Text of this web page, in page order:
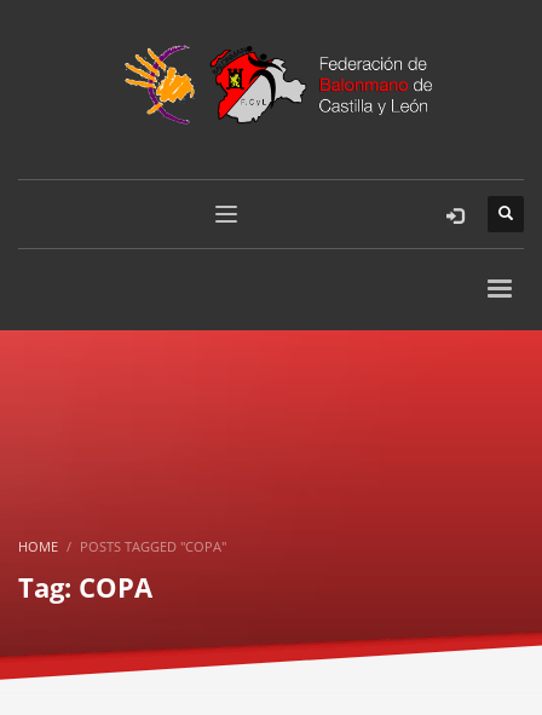
HOME POSTS TAGGED "COPA"
Tag: COPA